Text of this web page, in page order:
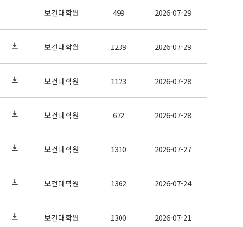
보건대학원 499 2026-07-29
보건대학원 1239 2026-07-29
보건대학원 1123 2026-07-28
보건대학원 672 2026-07-28
보건대학원 1310 2026-07-27
보건대학원 1362 2026-07-24
보건대학원 1300 2026-07-21